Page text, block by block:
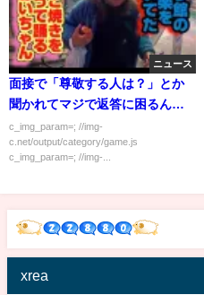
ニュース
面接で「尊敬する人は？」とか
聞かれてマジで返答に困るんだ
が
c_img_param=; //img-
c.net/output/category/game.js
c_img_param=; //img-...
xrea